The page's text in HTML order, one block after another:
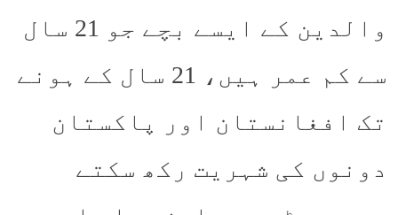
والدین کے ایسے بچے جو 21 سال
سے کم عمر ہیں، 21 سال کے ہونے
تک افغانستان اور پاکستان
دونوں کی شہریت رکھ سکتے